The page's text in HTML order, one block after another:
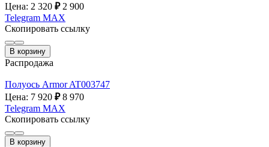
Цена: 2 320 ₽ 2 900
Telegram MAX
Скопировать ссылку
В корзину
Распродажа
Полуось Armor AT003747
Цена: 7 920 ₽ 8 970
Telegram MAX
Скопировать ссылку
В корзину